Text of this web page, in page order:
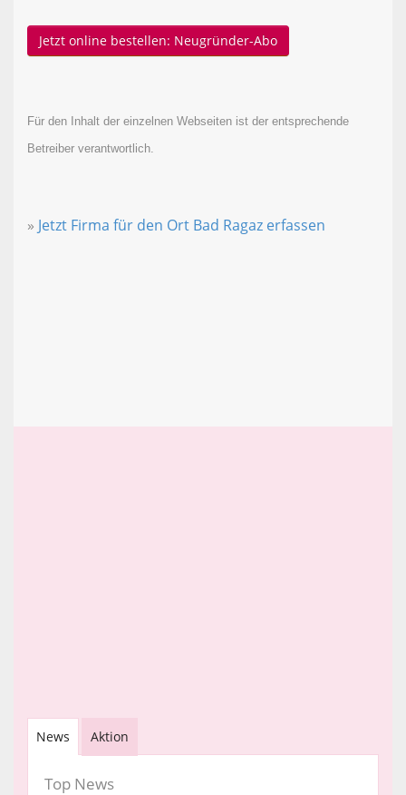
Jetzt online bestellen: Neugründer-Abo
Für den Inhalt der einzelnen Webseiten ist der entsprechende
Betreiber verantwortlich.
» Jetzt Firma für den Ort Bad Ragaz erfassen
News Aktion
Top News